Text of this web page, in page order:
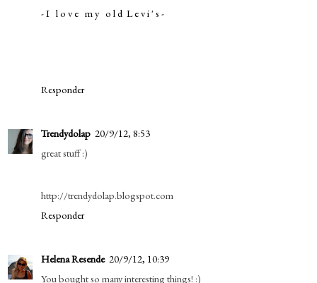
- I l o v e m y o l d L e v i ' s -
Responder
Trendydolap 20/9/12, 8:53
great stuff :)
http://trendydolap.blogspot.com
Responder
Helena Resende 20/9/12, 10:39
You bought so many interesting things! :)